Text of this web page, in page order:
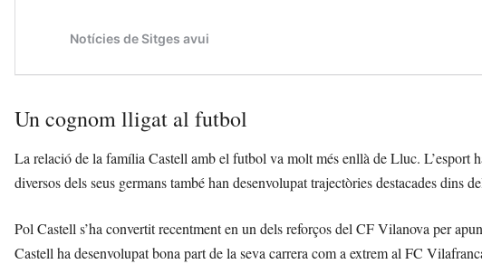
Un cognom lligat al futbol
La relació de la família Castell amb el futbol va molt més enllà de Lluc. L’esport
diversos dels seus germans també han desenvolupat trajectòries destacades dins
Pol Castell s’ha convertit recentment en un dels reforços del CF Vilanova per
Castell ha desenvolupat bona part de la seva carrera com a extrem al FC